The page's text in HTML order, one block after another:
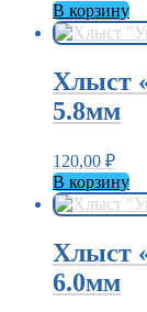
В корзину
Хлыст
5.8мм
120,00 ₽
В корзину
Хлыст
6.0мм